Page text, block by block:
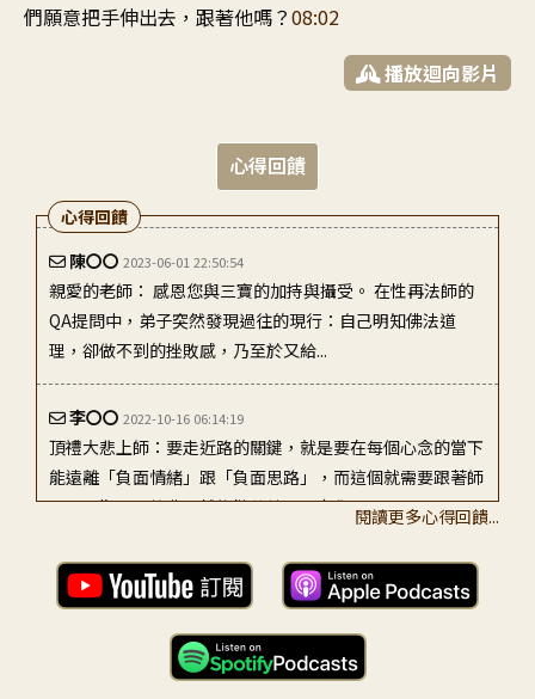
們願意把手伸出去，跟著他嗎？08:02
播放迴向影片
心得回饋
陳〇〇
親愛的老師： 感恩您與三寶的加持與攝受。 在性再法師的
QA提問中，弟子突然發現過往的現行：自己明知佛法道
理，卻做不到的挫敗感，乃至於又給...
李〇〇
頂禮大悲上師：要走近路的關鍵，就是要在每個心念的當下
能遠離「負面情緒」跟「負面思路」，而這個就需要跟著師
長，長期聞思教典，然後勤苦練習，去覺...
田〇〇2023-04-30 10:09:36
頂禮老師開示：「當煩惱生起的時候，我們要像抖落跑進懷
後扭轉它。」正在學習看到它
心得回饋
閱讀更多心得回饋...